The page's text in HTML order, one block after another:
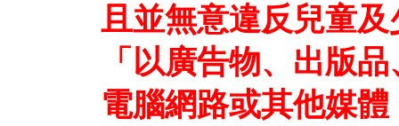
且並無意違反兒童
「以廣告物、出版
電腦網路或其他媒